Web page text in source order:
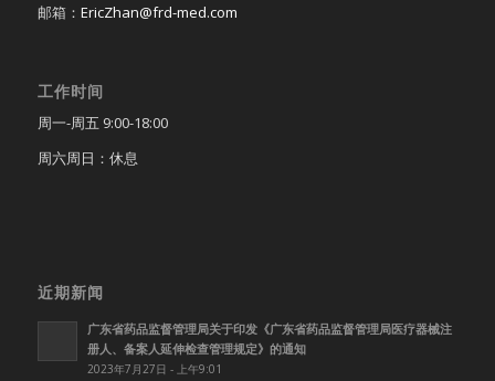
邮箱： EricZhan@frd-med.com
工作时间
周一-周五 9:00-18:00
周六周日：休息
近期新闻
广东省药品监督管理局关于印发《广东省药品监督管理局医疗器械注
册人、备案人延伸检查管理规定》的通知
2023年7月27日 - 上午9:01